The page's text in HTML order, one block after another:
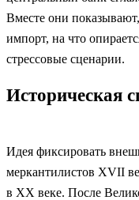
Вместе они
импорт, на что
стрессовые сценарии.
Историческая
Идея фиксировать
меркантилистов XVII
в XX веке. После